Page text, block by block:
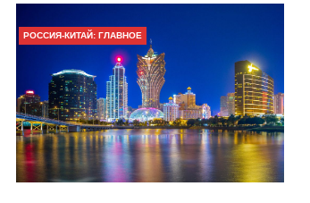
РОССИЯ-КИТАЙ: ГЛАВНОЕ